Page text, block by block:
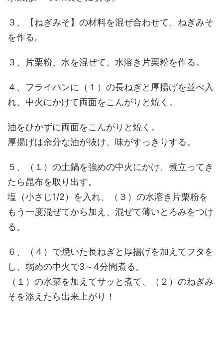
３、【ねぎみそ】の材料を混ぜ合わせて、ねぎみそ
を作る。
３、片栗粉、水を混ぜて、水溶き片栗粉を作る。
４、フライパンに（１）の長ねぎと厚揚げを並べ入
れ、中火にかけて両面をこんがりと焼く。
油をひかずに両面をこんがりと焼く。
厚揚げは余分な油が抜け、味がすっきりする。
５、（１）の土鍋を強めの中火にかけ、煮立ってき
たら昆布を取り出す。
塩（小さじ1/2）を入れ、（３）の水溶き片栗粉を
もう一度混ぜてから加え、混ぜて薄いとろみをつけ
る。
６、（４）で焼いた長ねぎと厚揚げを加えてフタを
し、弱めの中火で3～4分間煮る。
（１）の水菜を加えてサッと煮て、（２）のねぎみ
そを添えたら出来上がり！